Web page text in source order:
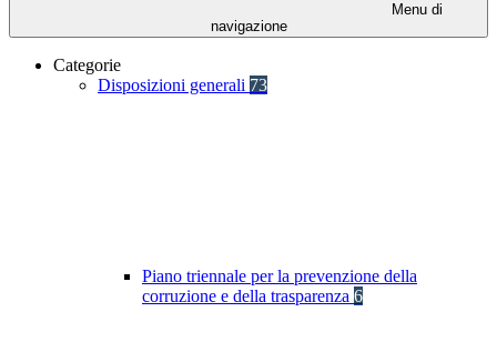
Menu di
navigazione
Categorie
Disposizioni generali 73
Piano triennale per la prevenzione della
corruzione e della trasparenza 6